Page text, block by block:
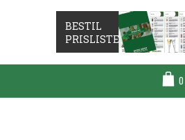
0
BESTIL
PRISLISTE